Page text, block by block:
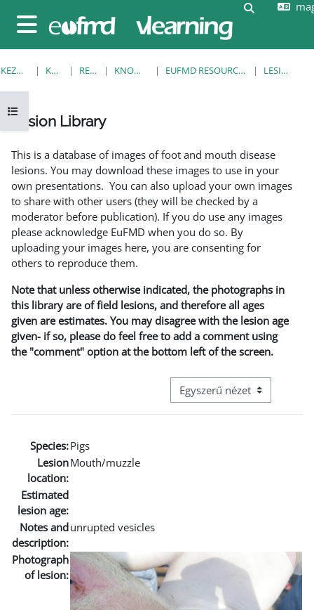
Oldalpanel
Keresési
Kurzusmutató megnyitása
KEZDŐOLDAL KURZUSOK RESOURCES KNOWLEDGE BANK EUFMD RESOURCES: CLINICAL DIAGNOSIS LESION LIBRARY
Lesion Library
This is a database of images of foot and mouth disease
lesions. You may download these images to use in your
own presentations. You can also upload your own images
to share with other users (they will be checked by a
moderator before publication). If you do use any images
please acknowledge EuFMD when you do so. By
uploading your images here, you are consenting for
others to reproduce them.
Note that unless otherwise indicated, the photographs in
this library are of field lesions, and therefore all ages
given are estimates. You may disagree with the lesion age
given- if so, please do feel free to add a comment using
the "comment" option at the bottom left of the screen.
Harmadik szintű navigáció
Species:Pigs
Lesion
location:
Mouth/muzzle
Estimated
lesion age:
Notes and
description:
unrupted vesicles
Photograph
of lesion: